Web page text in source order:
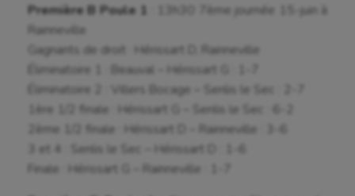
Première B Poule 1
: 13h30 7ème journée 15-juin à
Rainneville
Gagnants de droit : Hérissart D, Rainneville
Éliminatoire 1 : Beauval – Hérissart G : 1-7
Éliminatoire 2 : Villers Bocage – Senlis le Sec : 2-7
1ère 1/2 finale : Hérissart G – Senlis le Sec : 6-2
2ème 1/2 finale : Hérissart D – Rainneville : 3-6
3 et 4 : Senlis le Sec – Hérissart D : 1-6
Finale : Hérissart G – Rainneville : 1-7